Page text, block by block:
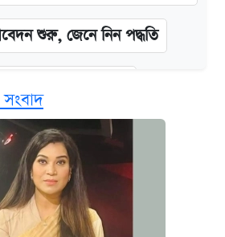
শুরু, জেনে নিন পদ্ধতি
তে যৌনকর্মীর দালাল অ্যাডলফ
যেসব মার্কেট-দোকানপাট